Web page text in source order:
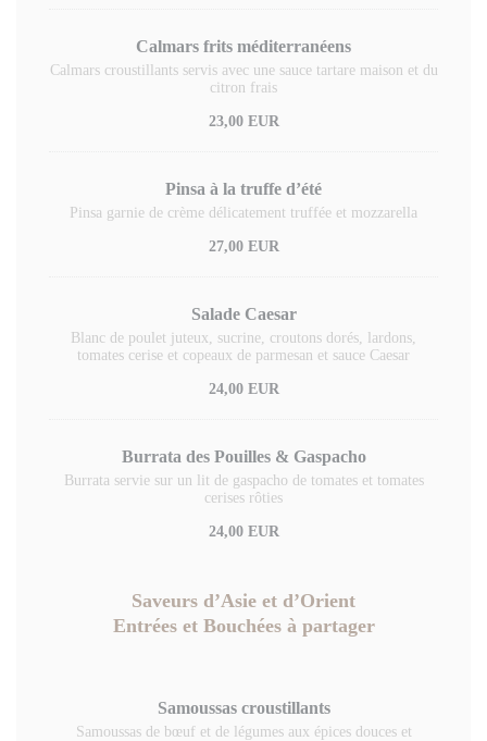
Calmars frits méditerranéens
Calmars croustillants servis avec une sauce tartare maison et du
citron frais
23,00 EUR
Pinsa à la truffe d’été
Pinsa garnie de crème délicatement truffée et mozzarella
27,00 EUR
Salade Caesar
Blanc de poulet juteux, sucrine, croutons dorés, lardons,
tomates cerise et copeaux de parmesan et sauce Caesar
24,00 EUR
Burrata des Pouilles & Gaspacho
Burrata servie sur un lit de gaspacho de tomates et tomates
cerises rôties
24,00 EUR
Saveurs d’Asie et d’Orient
Entrées et Bouchées à partager
Samoussas croustillants
Samoussas de bœuf et de légumes aux épices douces et